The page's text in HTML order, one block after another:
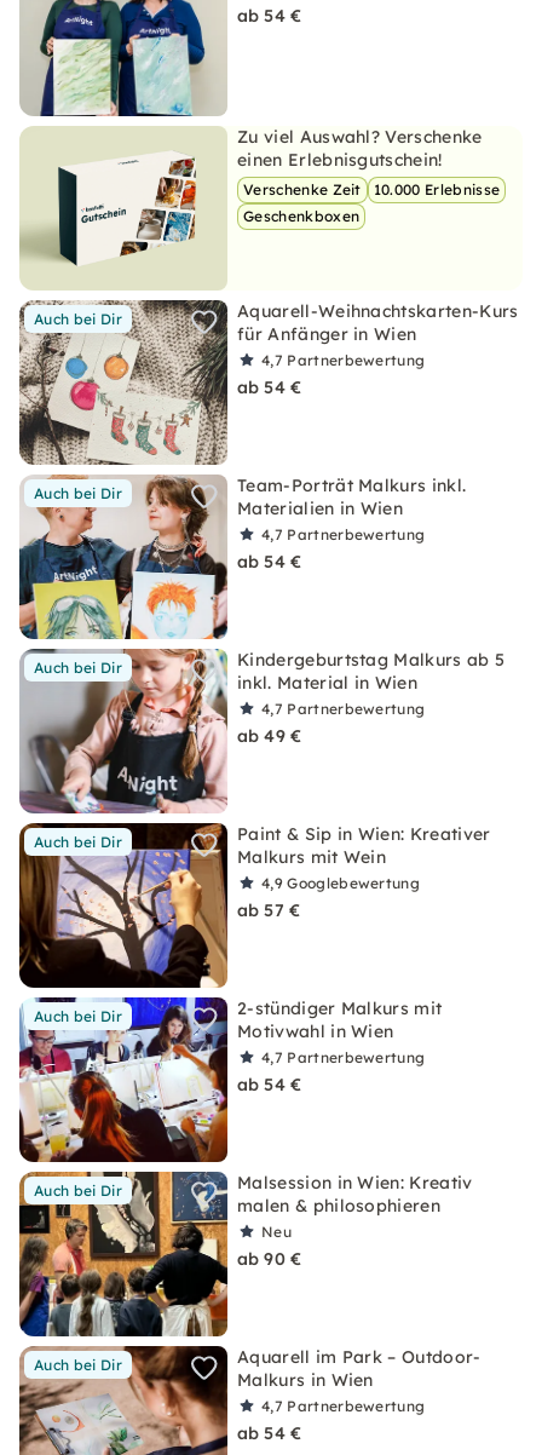
ab 54 €
Zu viel Auswahl? Verschenke
einen Erlebnisgutschein!
Verschenke Zeit
10.000 Erlebnisse
Geschenkboxen
Auch bei Dir
Aquarell-Weihnachtskarten-Kurs
für Anfänger in Wien
4,7 Partnerbewertung
ab 54 €
Auch bei Dir
Team-Porträt Malkurs inkl.
Materialien in Wien
4,7 Partnerbewertung
ab 54 €
Auch bei Dir
Kindergeburtstag Malkurs ab 5
inkl. Material in Wien
4,7 Partnerbewertung
ab 49 €
Auch bei Dir
Paint & Sip in Wien: Kreativer
Malkurs mit Wein
4,9Googlebewertung
ab 57 €
Auch bei Dir
2-stündiger Malkurs mit
Motivwahl in Wien
4,7 Partnerbewertung
ab 54 €
Auch bei Dir
Malsession in Wien: Kreativ
malen & philosophieren
Neu
ab 90 €
Auch bei Dir
Aquarell im Park – Outdoor-
Malkurs in Wien
4,7 Partnerbewertung
ab 54 €